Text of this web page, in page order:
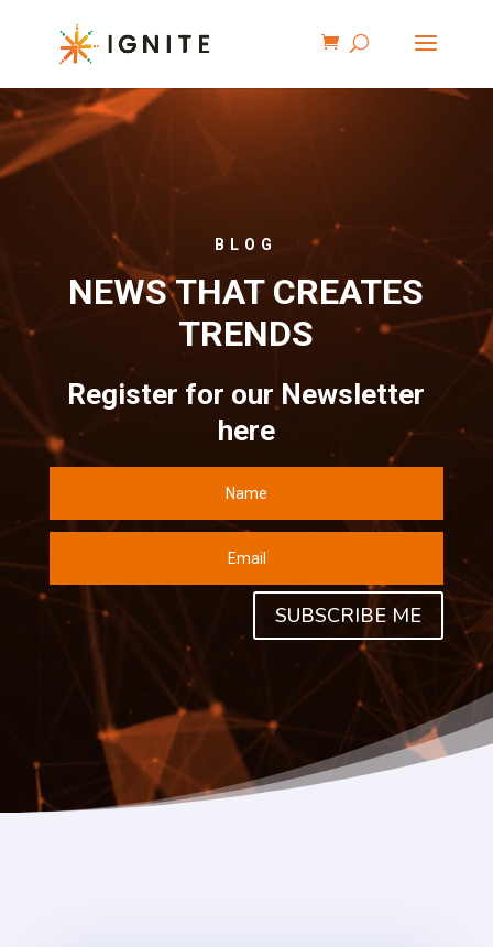
BLOG
NEWS THAT CREATES
TRENDS
Register for our Newsletter
here
SUBSCRIBE ME